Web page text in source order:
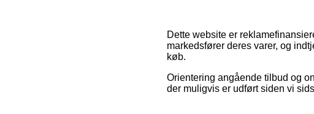
Dette website er
markedsfører deres varer, og
køb.
Orientering angående tilbud og
der muligvis er udført siden vi